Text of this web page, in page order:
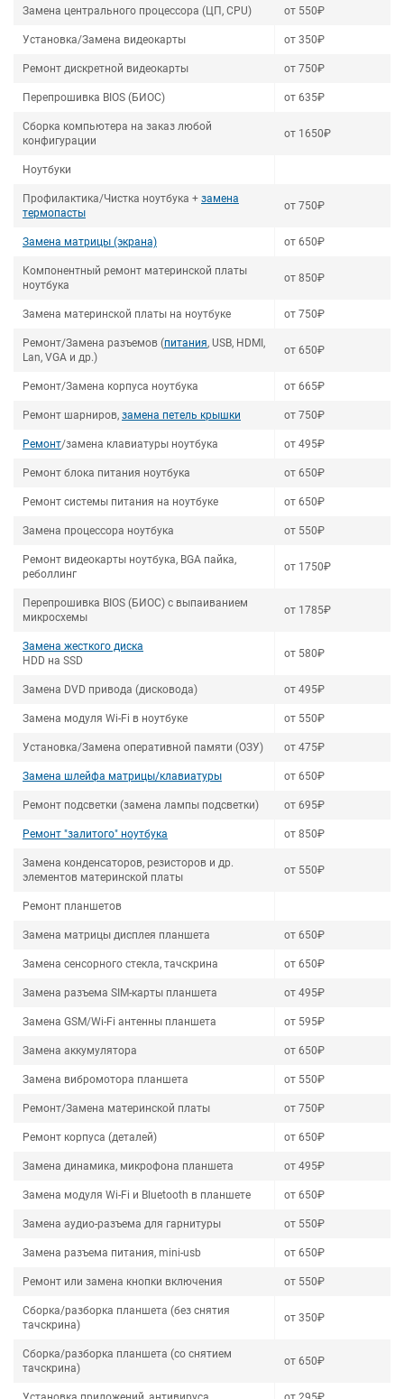
Замена центрального процессора (ЦП, CPU) от 550₽
Установка/Замена видеокарты от 350₽
Ремонт дискретной видеокарты от 750₽
Перепрошивка BIOS (БИОС) от 635₽
Сборка компьютера на заказ любой
конфигурации
от 1650₽
Ноутбуки
Профилактика/Чистка ноутбука + замена
термопасты
от 750₽
Замена матрицы (экрана) от 650₽
Компонентный ремонт материнской платы
ноутбука
от 850₽
Замена материнской платы на ноутбуке от 750₽
Ремонт/Замена разъемов (питания, USB, HDMI,
Lan, VGA и др.)
от 650₽
Ремонт/Замена корпуса ноутбука от 665₽
Ремонт шарниров, замена петель крышки от 750₽
Ремонт/замена клавиатуры ноутбука от 495₽
Ремонт блока питания ноутбука от 650₽
Ремонт системы питания на ноутбуке от 650₽
Замена процессора ноутбука от 550₽
Ремонт видеокарты ноутбука, BGA пайка,
реболлинг
от 1750₽
Перепрошивка BIOS (БИОС) с выпаиванием
микросхемы
от 1785₽
Замена жесткого диска
HDD на SSD
от 580₽
Замена DVD привода (дисковода) от 495₽
Замена модуля Wi-Fi в ноутбуке от 550₽
Установка/Замена оперативной памяти (ОЗУ) от 475₽
Замена шлейфа матрицы/клавиатуры от 650₽
Ремонт подсветки (замена лампы подсветки) от 695₽
Ремонт "залитого" ноутбука от 850₽
Замена конденсаторов, резисторов и др.
элементов материнской платы
от 550₽
Ремонт планшетов
Замена матрицы дисплея планшета от 650₽
Замена сенсорного стекла, тачскрина от 650₽
Замена разъема SIM-карты планшета от 495₽
Замена GSM/Wi-Fi антенны планшета от 595₽
Замена аккумулятора от 650₽
Замена вибромотора планшета от 550₽
Ремонт/Замена материнской платы от 750₽
Ремонт корпуса (деталей) от 650₽
Замена динамика, микрофона планшета от 495₽
Замена модуля Wi-Fi и Bluetooth в планшете от 650₽
Замена аудио-разъема для гарнитуры от 550₽
Замена разъема питания, mini-usb от 650₽
Ремонт или замена кнопки включения от 550₽
Сборка/разборка планшета (без снятия
тачскрина)
от 350₽
Сборка/разборка планшета (со снятием
тачскрина)
от 650₽